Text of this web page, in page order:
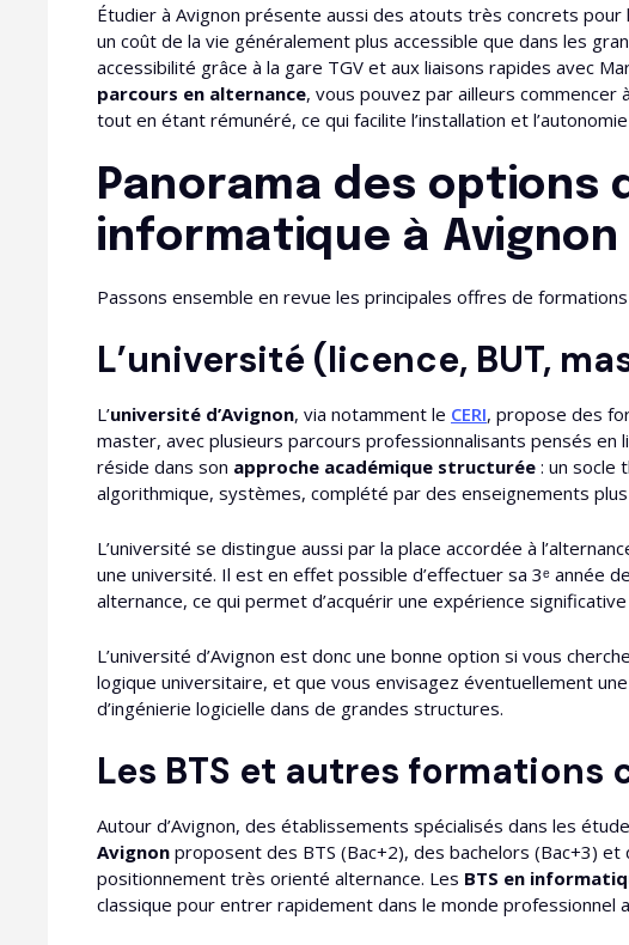
Étudier à Avignon présente aussi des atouts très concrets pour
un coût de la vie généralement plus accessible que dans les
accessibilité grâce à la gare TGV et aux liaisons rapides avec
parcours en alternance, vous pouvez par ailleurs
tout en étant rémunéré, ce qui facilite l’installation et
Panorama des options
informatique à Avignon
Passons ensemble en revue les principales offres de
L’université (licence, BUT,
L’université d’Avignon, via notamment le CERI, propose des
master, avec plusieurs parcours professionnalisants pensés en
réside dans son approche académique structurée : un socle
algorithmique, systèmes, complété par des enseignements
L’université se distingue aussi par la place accordée à
une université. Il est en effet possible d’effectuer sa 3ᵉ année
alternance, ce qui permet d’acquérir une expérience
L’université d’Avignon est donc une bonne option si vous
logique universitaire, et que vous envisagez éventuellement
d’ingénierie logicielle dans de grandes structures.​
Les BTS et autres formations
Autour d’Avignon, des établissements spécialisés dans les
Avignon proposent des BTS (Bac+2), des bachelors (Bac+3) et
positionnement très orienté alternance. Les BTS en
classique pour entrer rapidement dans le monde professionnel